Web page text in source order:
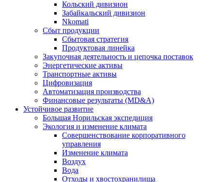
Кольский дивизион
Забайкальский дивизион
Nkomati
Сбыт продукции
Сбытовая стратегия
Продуктовая линейка
Закупочная деятельность и цепочка поставок
Энергетические активы
Транспортные активы
Цифровизация
Автоматизация производства
Финансовые результаты (MD&A)
Устойчивое развитие
Большая Норильская экспедиция
Экология и изменение климата
Совершенствование корпоративного
управления
Изменение климата
Воздух
Вода
Отходы и хвостохранилища